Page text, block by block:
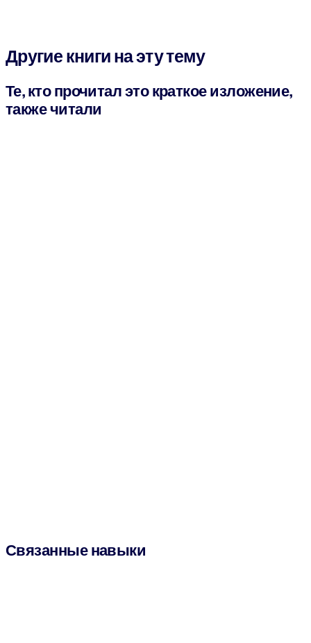
Другие книги на эту тему
Те, кто прочитал это краткое изложение,
также читали
Связанные навыки